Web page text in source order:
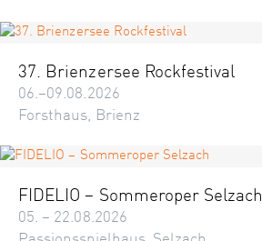
37. Brienzersee Rockfestival
06.–09.08.2026
Forsthaus, Brienz
FIDELIO – Sommeroper Selzach
05. – 22.08.2026